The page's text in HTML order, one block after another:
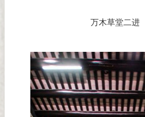
万木草堂二进